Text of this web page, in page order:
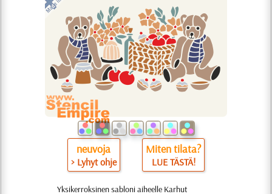
neuvoja
> Lyhyt ohje
Miten tilata?
LUE TÄSTÄ!
Yksikerroksinen sabloni aiheelle Karhut